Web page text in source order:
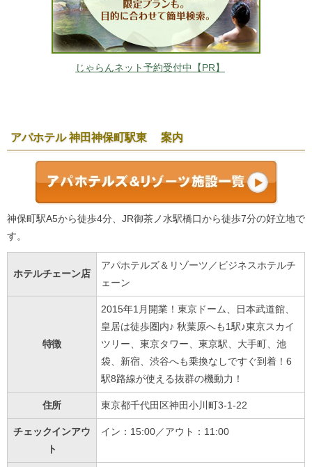
じゃらんネット予約受付中【PR】
アパホテル 神田神保町駅東 案内
神保町駅A5から徒歩4分、JR御茶ノ水駅橋口から徒歩7分の好立地で
す。
ホテルチェーン店
アパホテルズ＆リゾーツ／ビジネスホテルチ
ェーン
特徴
2015年1月開業！東京ドーム、日本武道館、
皇居は徒歩圏内♪ 秋葉原へも1駅♪東京スカイ
ツリー、東京タワー、東京駅、大手町、池
袋、新宿、渋谷へも乗換なしですぐ到着！6
駅8路線が使える抜群の機動力！
住所 東京都千代田区神田小川町3-1-22
チェックインアウ
ト
イン：15:00／アウト：11:00